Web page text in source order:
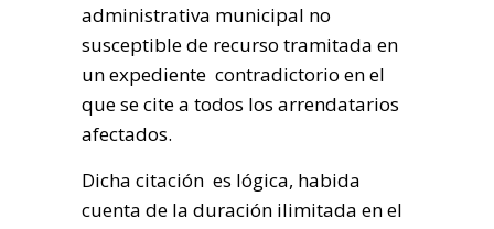
administrativa municipal no
susceptible de recurso tramitada en
un expediente contradictorio en el
que se cite a todos los arrendatarios
afectados.
Dicha citación es lógica, habida
cuenta de la duración ilimitada en el